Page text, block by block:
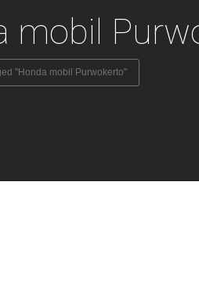
mobil
"Honda mobil Purwokerto"